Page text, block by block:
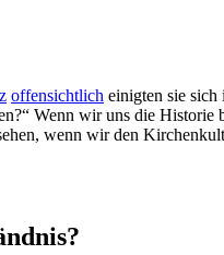
offensichtlich einigten sie sich
Wenn wir uns die Historie
wenn wir den